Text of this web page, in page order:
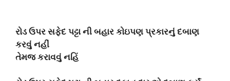
રોડ ઉપર સફેદ પટ્ટા ની બહાર કોઇપણ પ્રકારનું દબાણ
કરવું નહીં
તેમજ કરાવવું નહિં